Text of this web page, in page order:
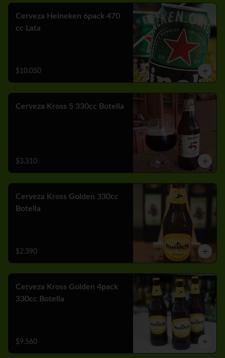
Cerveza Heineken 6pack 470
cc Lata
$10.050
Cerveza Kross 5 330cc Botella
$3.310
Cerveza Kross Golden 330cc
Botella
$2.390
Cerveza Kross Golden 4pack
330cc Botella
$9.560